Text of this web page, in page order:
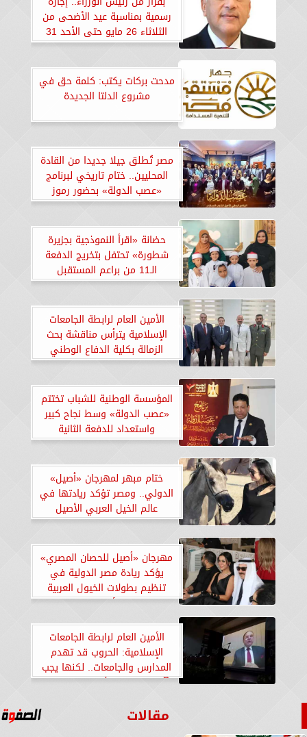
رسمية بمناسبة عيد الأضحى من
الثلاثاء 26 مايو حتى الأحد 31
مايو 2026
مدحت بركات يكتب: كلمة حق في
مشروع الدلتا الجديدة
مصر تُطلق جيلا جديدا من القادة
المحليين.. ختام تاريخي لبرنامج
«عصب الدولة» بحضور رموز
دبلوماسية وقضائية رفيعة
حضانة «اقرأ النموذجية بجزيرة
شطورة» تحتفل بتخريج الدفعة
الـ11 من براعم المستقبل
الأمين العام لرابطة الجامعات
الإسلامية يترأس مناقشة بحث
الزمالة بكلية الدفاع الوطني
المؤسسة الوطنية للشباب تختتم
«عصب الدولة» وسط نجاح كبير
واستعداد للدفعة الثانية
ختام مبهر لمهرجان «أصيل»
الدولي.. ومصر تؤكد ريادتها في
عالم الخيل العربي الأصيل
مهرجان «أصيل للحصان المصري»
يؤكد ريادة مصر الدولية في
تنظيم بطولات الخيول العربية
الأصيلة
الأمين العام لرابطة الجامعات
الإسلامية: الحروب قد تهدم
المدارس والجامعات.. لكنها يجب
ألّا تهدم حق الأطفال والشباب
مقالات